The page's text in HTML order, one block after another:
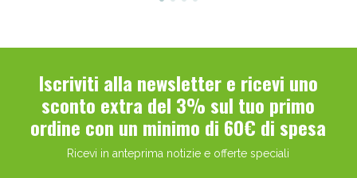
Iscriviti alla newsletter e ricevi uno
sconto extra del 3% sul tuo primo
ordine con un minimo di 60€ di spesa
Ricevi in anteprima notizie e offerte speciali